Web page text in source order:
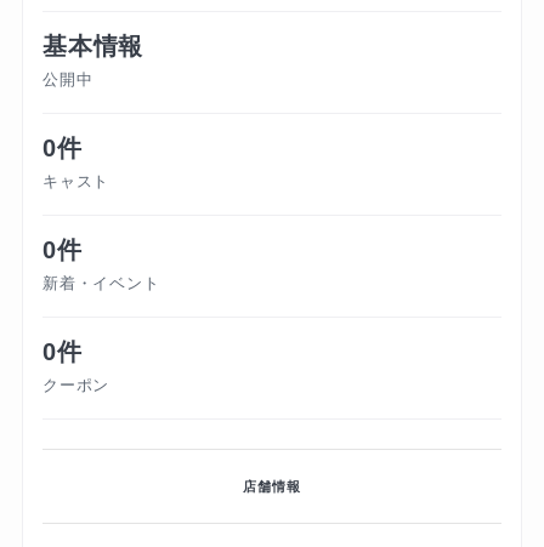
基本情報
公開中
0件
キャスト
0件
新着・イベント
0件
クーポン
店舗情報